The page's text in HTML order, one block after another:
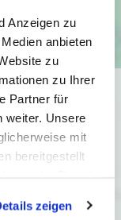
Anzeigen zu
anbieten
zu
zu Ihrer
Partner für
weiter. Unsere
mit
bereitgestellt
nutzen.
zeigen
von Google
die
Google
).